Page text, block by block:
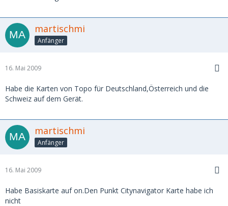
martischmi
Anfänger
16. Mai 2009
Habe die Karten von Topo für Deutschland,Österreich und die
Schweiz auf dem Gerät.
martischmi
Anfänger
16. Mai 2009
Habe Basiskarte auf on.Den Punkt Citynavigator Karte habe ich
nicht